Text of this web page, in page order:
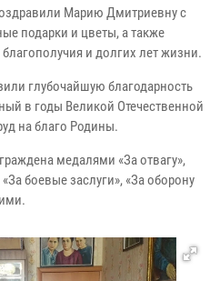
Марию Дмитриевну с
подарки и цветы, а также
и долгих лет жизни.
глубочайшую благодарность
в годы Великой Отечественной
на благо Родины.
медалями «За отвагу»,
боевые заслуги», «За оборону